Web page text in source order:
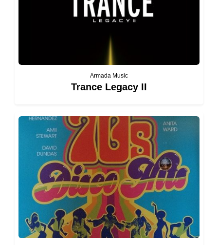
Armada Music
Trance Legacy II